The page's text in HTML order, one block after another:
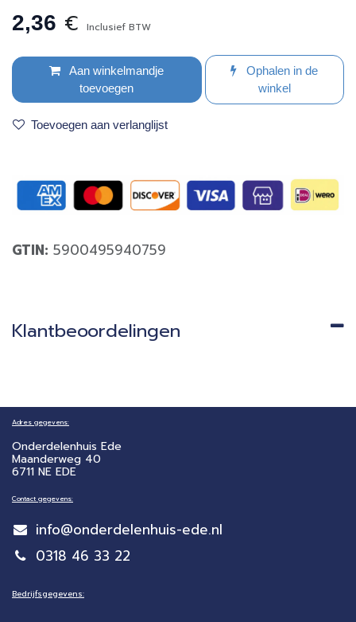
2,36 € Inclusief BTW
Aan winkelmandje
toevoegen
Ophalen in de
winkel
Toevoegen aan verlanglijst
GTIN: 5900495940759
Klantbeoordelingen
Adres gegevens:
Onderdelenhuis Ede
Maanderweg 40
6711 NE EDE
Contact gegevens:
info@onderdelenhuis-ede.nl
0318 46 33 22
Bedrijfsgegevens: